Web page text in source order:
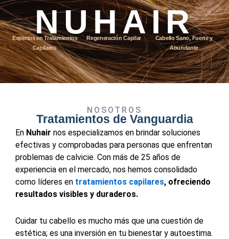
NUHAIR
Expertos en Tratamientos
Capilares
Regeneración Capilar
Cabello Sano, Fuerte y
Abundante
NOSOTROS
Tratamientos de Vanguardia
En Nuhair nos especializamos en brindar soluciones
efectivas y comprobadas para personas que enfrentan
problemas de calvicie. Con más de 25 años de
experiencia en el mercado, nos hemos consolidado
como líderes en tratamientos capilares, ofreciendo
resultados visibles y duraderos.
Cuidar tu cabello es mucho más que una cuestión de
estética; es una inversión en tu bienestar y autoestima.